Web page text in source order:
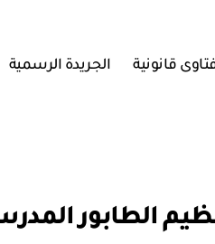
قانونية الجريدة الرسمية